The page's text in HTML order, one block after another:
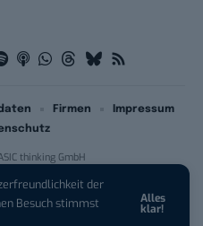
der
Besuch stimmst
Alles
klar!
thinking GmbH
Firmen
Impressum